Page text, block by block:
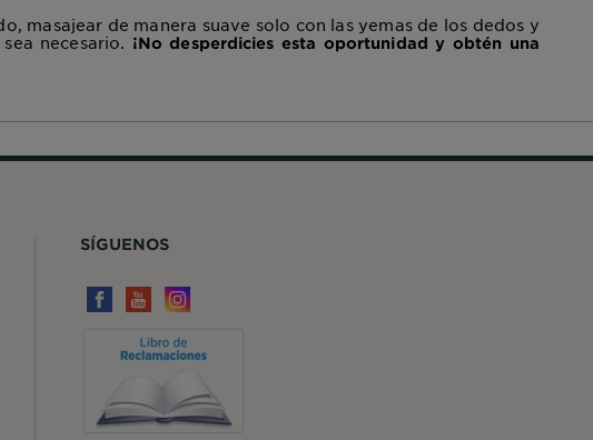
masajear de manera suave solo con las yemas de los dedos y
necesario. ¡No desperdicies esta oportunidad y obtén una
SÍGUENOS